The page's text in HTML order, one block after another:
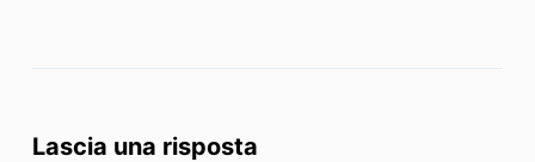
Lascia una risposta